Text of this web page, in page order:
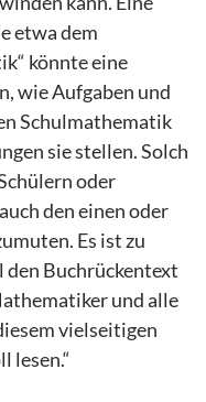
etwa dem
könnte eine
wie Aufgaben und
Schulmathematik
sie stellen. Solch
oder
den einen oder
Es ist zu
den Buchrückentext
und alle
vielseitigen
lesen.“